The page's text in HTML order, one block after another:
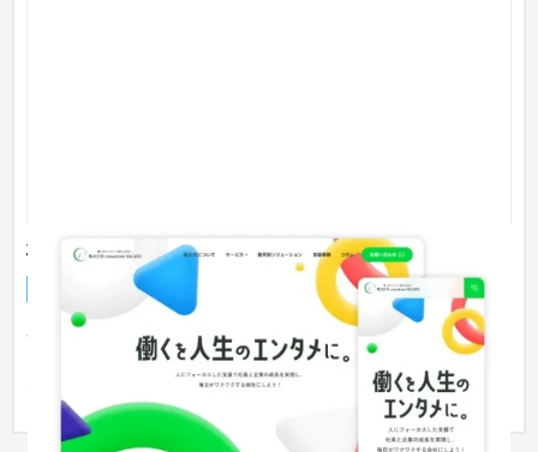
株式会社コンスレンテ長野様 コーポレートサイト
社労士
各サービスページをLPの構成にすることで問い合わせしてもら
いやすいようにしています。支援事例や業界別ソリューション